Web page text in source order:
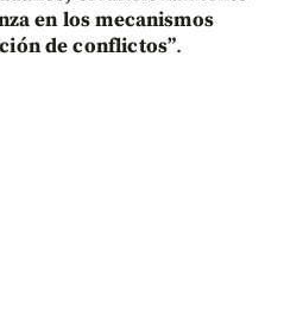
en los mecanismos
de conflictos”.